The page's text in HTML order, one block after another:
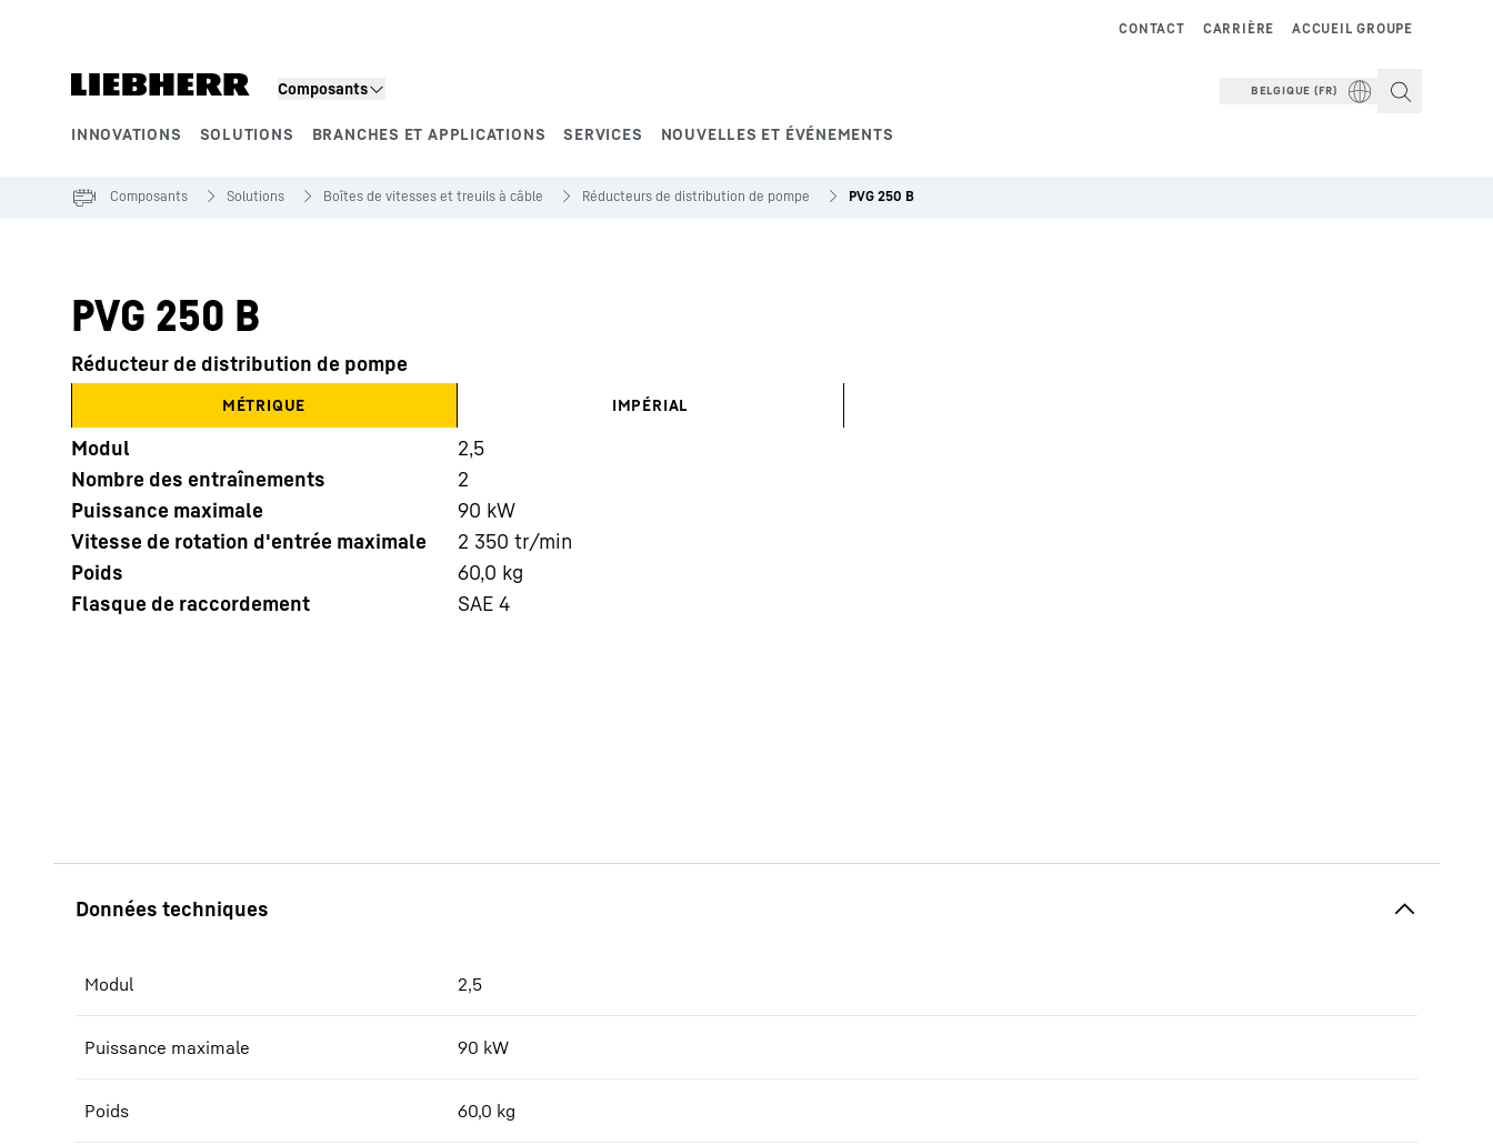
Composants
INNOVATIONS SOLUTIONS BRANCHES ET APPLICATIONS SERVICES NOUVELLES ET ÉVÉNEMENTS
ACCUEIL GROUPE
CARRIÈRE
CONTACT
BELGIQUE (FR)
Composants Solutions Boîtes de vitesses et treuils à câble Réducteurs de distribution de pompe PVG 250 B
PVG 250 B
Réducteur de distribution de pompe
MÉTRIQUE IMPÉRIAL
Modul
2,5
Nombre des entraînements
2
Puissance maximale
90 kW
Vitesse de rotation d'entrée maximale
2 350 tr/min
Poids
60,0 kg
Flasque de raccordement
SAE 4
Modul 2,5
Puissance maximale 90 kW
Poids 60,0 kg